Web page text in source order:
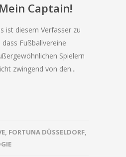
Captain!
ist diesem Verfasser zu
Fußballvereine
Spielern
zwingend von den...
, FORTUNA DÜSSELDORF,